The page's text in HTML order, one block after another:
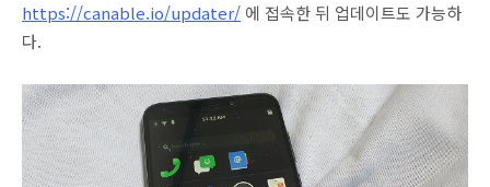
https://canable.io/updater/ 에 접속한 뒤 업데이트도 가능하
다.